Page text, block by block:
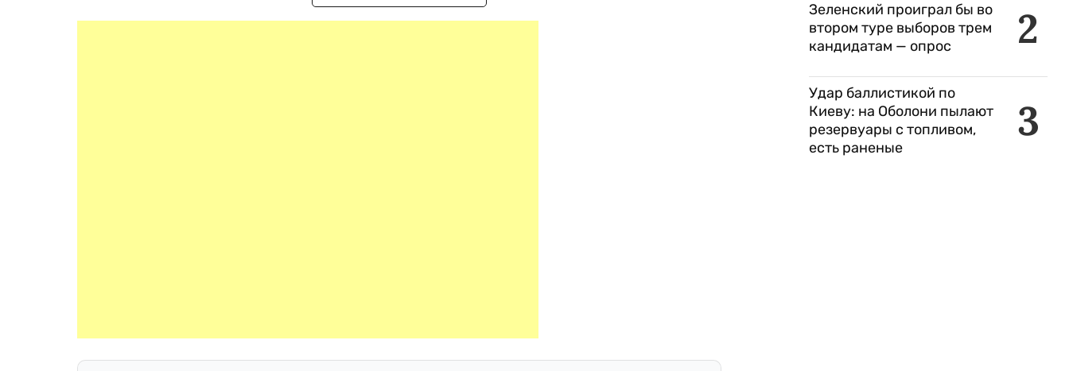
2
Зеленский проиграл бы во
втором туре выборов трем
кандидатам — опрос
3
Удар баллистикой по
Киеву: на Оболони пылают
резервуары с топливом,
есть раненые